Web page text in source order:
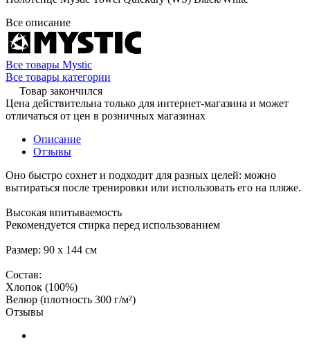
Все описание
Все товары Mystic
Все товары категории
Товар закончился
Цена действительна только для интернет-магазина и может
отличаться от цен в розничных магазинах
Описание
Отзывы
Оно быстро сохнет и подходит для разных целей: можно
вытираться после тренировки или использовать его на пляже.
Высокая впитываемость
Рекомендуется стирка перед использованием
Размер: 90 х 144 см
Состав:
Хлопок (100%)
Велюр (плотность 300 г/м²)
Отзывы